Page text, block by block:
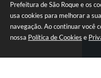
Prefeitura de São Roque e os
usa cookies para melhorar a
navegação. Ao continuar você
nossa Política de Cookies e